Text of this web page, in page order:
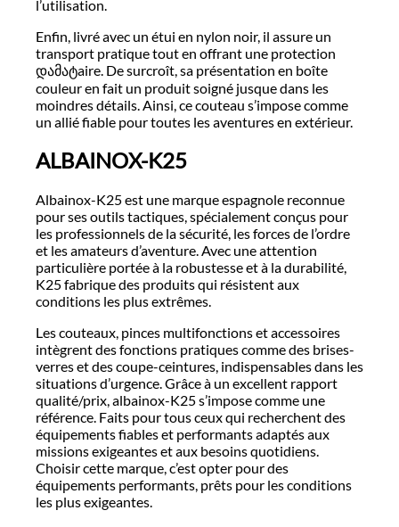
l’utilisation.
Enfin, livré avec un étui en nylon noir, il assure un
transport pratique tout en offrant une protection
დამატaire. De surcroît, sa présentation en boîte
couleur en fait un produit soigné jusque dans les
moindres détails. Ainsi, ce couteau s’impose comme
un allié fiable pour toutes les aventures en extérieur.
ALBAINOX-K25
Albainox-K25 est une marque espagnole reconnue
pour ses outils tactiques, spécialement conçus pour
les professionnels de la sécurité, les forces de l’ordre
et les amateurs d’aventure. Avec une attention
particulière portée à la robustesse et à la durabilité,
K25 fabrique des produits qui résistent aux
conditions les plus extrêmes.
Les couteaux, pinces multifonctions et accessoires
intègrent des fonctions pratiques comme des brises-
verres et des coupe-ceintures, indispensables dans les
situations d’urgence. Grâce à un excellent rapport
qualité/prix, albainox-K25 s’impose comme une
référence. Faits pour tous ceux qui recherchent des
équipements fiables et performants adaptés aux
missions exigeantes et aux besoins quotidiens.
Choisir cette marque, c’est opter pour des
équipements performants, prêts pour les conditions
les plus exigeantes.